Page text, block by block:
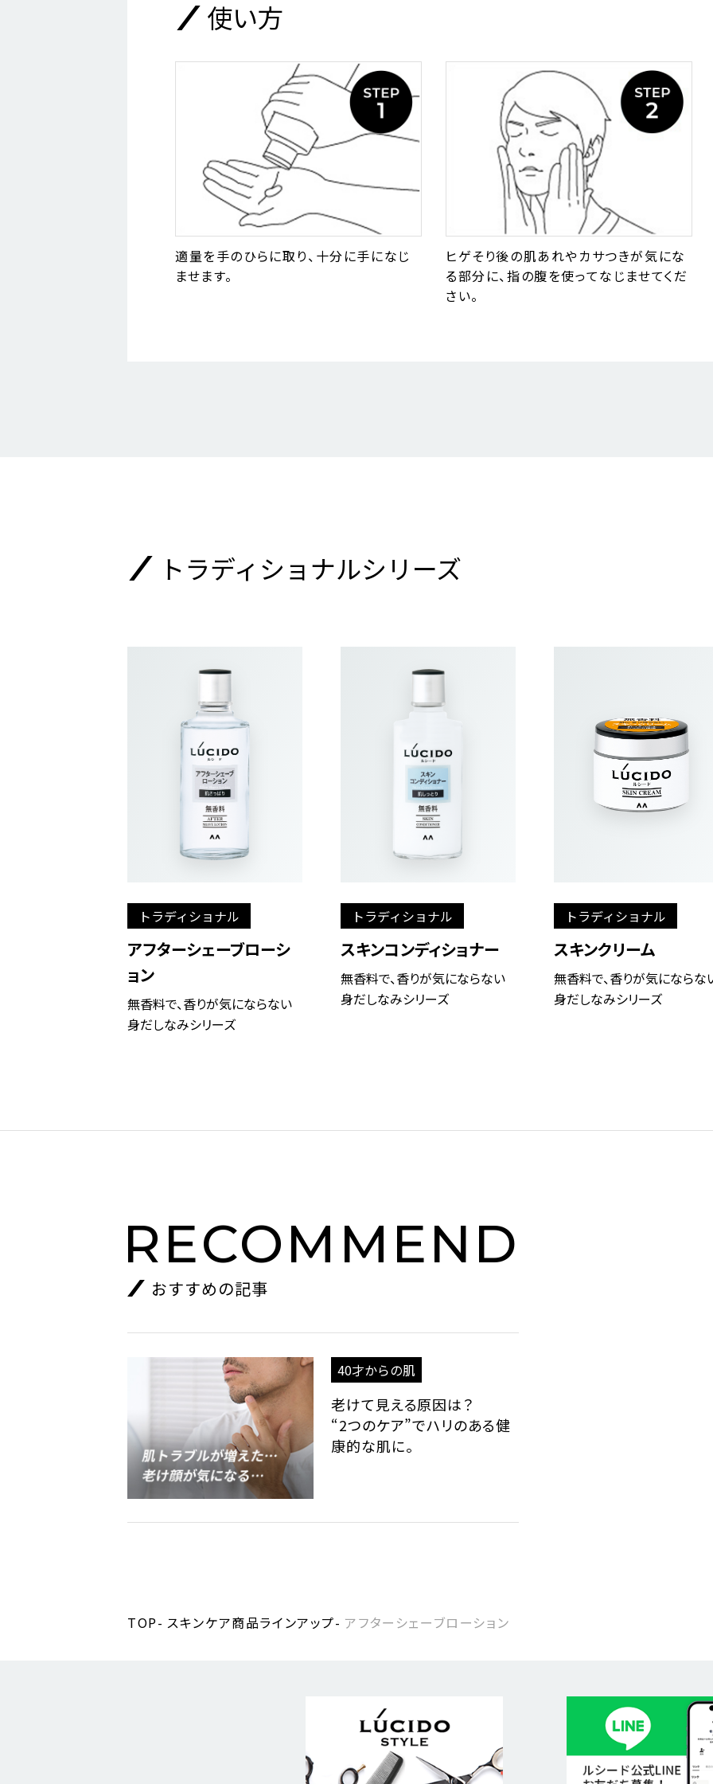
使い方
適量を手のひらに取り、十分に手になじ
ませます。
ヒゲそり後の肌あれやカサつきが気にな
る部分に、指の腹を使ってなじませてくだ
さい。
トラディショナルシリーズ
トラディショナル
アフターシェーブローシ
ョン
無香料で、香りが気にならない
身だしなみシリーズ
トラディショナル
スキンコンディショナー
無香料で、香りが気にならない
身だしなみシリーズ
トラディショナル
スキンクリーム
無香料で、香りが気にならな
身だしなみシリーズ
RECOMMEND
おすすめの記事
40才からの肌
老けて見える原因は？
“2つのケア”でハリのある健
康的な肌に。
TOP スキンケア商品ラインアップ アフターシェーブローション